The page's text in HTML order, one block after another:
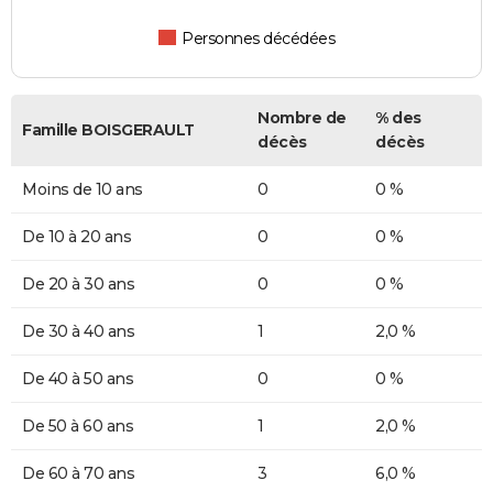
Personnes décédées
Famille BOISGERAULT
Nombre de
décès
% des
décès
Moins de 10 ans 0 0 %
De 10 à 20 ans 0 0 %
De 20 à 30 ans 0 0 %
De 30 à 40 ans 1 2,0 %
De 40 à 50 ans 0 0 %
De 50 à 60 ans 1 2,0 %
De 60 à 70 ans 3 6,0 %